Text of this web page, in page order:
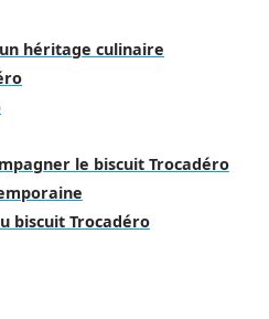
héritage culinaire
le biscuit Trocadéro
biscuit Trocadéro